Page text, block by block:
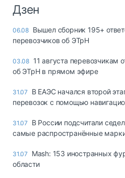
Дзен
06.08 Вышел сборник 195+
перевозчиков об ЭТрН
03.08 11 августа перевозчикам
об ЭТрН в прямом эфире
31.07
В ЕАЭС начался второй
перевозок с помощью
31.07
В России подсчитали
самые распространённые
31.07
Mash: 153 иностранных
области